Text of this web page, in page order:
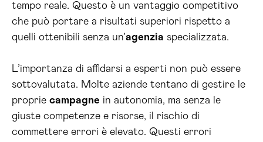
tempo reale. Questo è un vantaggio competitivo
che può portare a risultati superiori rispetto a
quelli ottenibili senza un’agenzia specializzata.
L’importanza di affidarsi a esperti non può essere
sottovalutata. Molte aziende tentano di gestire le
proprie campagne in autonomia, ma senza le
giuste competenze e risorse, il rischio di
commettere errori è elevato. Questi errori